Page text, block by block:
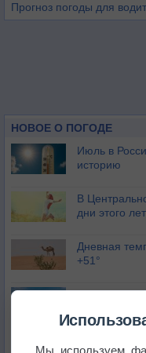
Прогноз погоды для
НОВОЕ О ПОГОДЕ
Июль в
историю
В
дни этого
Дневная
+51°
Мы используем